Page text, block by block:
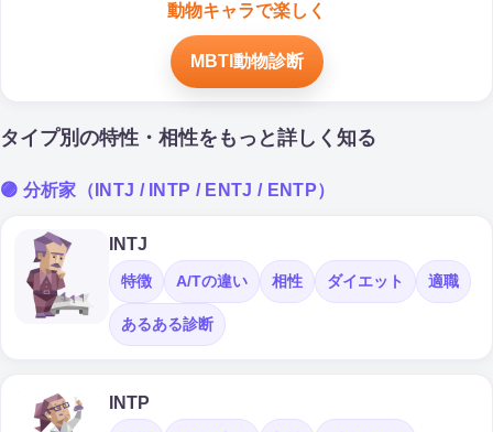
動物キャラで楽しく
MBTI動物診断
タイプ別の特性・相性をもっと詳しく知る
🟣 分析家（INTJ / INTP / ENTJ / ENTP）
INTJ
特徴 A/Tの違い 相性 ダイエット 適職
あるある診断
INTP